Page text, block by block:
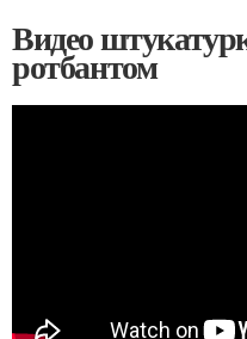
Видео
ротбантом